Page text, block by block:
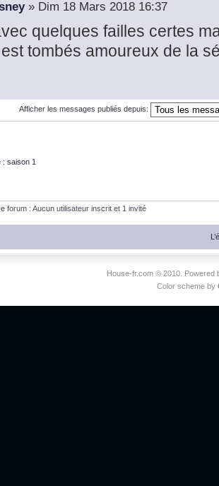
» Dim 18 Mars 2018 16:37
quelques failles certes
tombés amoureux de la
Afficher les messages publiés depuis:
: saison 1
forum : Aucun utilisateur inscrit et 1 invité
House-fr.com © 2010. Powered
Color scheme by